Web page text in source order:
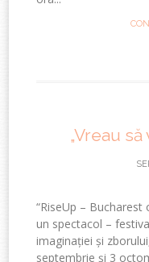
„Vreau
“RiseUp –
un spectacol –
imaginației și
septembrie și 3